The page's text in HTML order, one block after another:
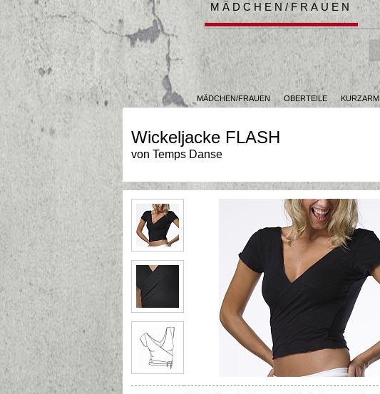
MÄDCHEN/FRAUEN
MÄDCHEN/FRAUEN OBERTEILE KURZARM
Wickeljacke FLASH
von Temps Danse